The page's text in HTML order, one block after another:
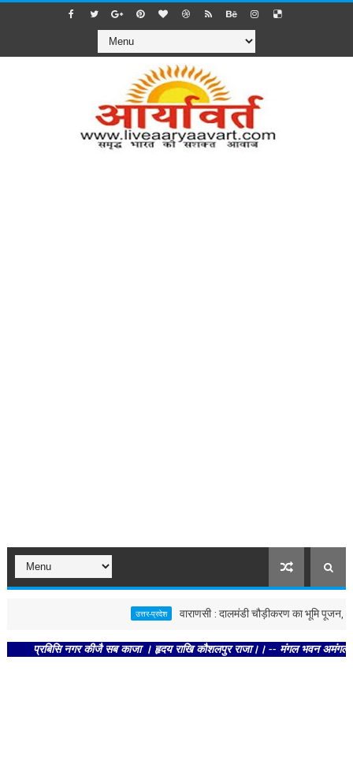
उत्तर-प्रदेश वाराणसी : दालमंडी चौड़ीकरण का भूमि पूजन, नवंबर
प्रबिसि नगर कीजै सब काजा । हृदय राखि कौशलपुर राजा।। -- मंगल भवन अमंगल हारी।